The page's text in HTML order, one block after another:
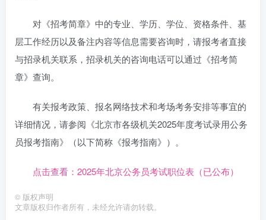
对《招考简章》中的专业、学历、学位、资格条件、基
层工作经历以及备注内容等信息需要咨询时，请报考者直接
与招录机关联系，招录机关的咨询电话可以通过《招考简
章》查询。
有关报考政策、报名网络技术和考场考务安排等事宜的
详细情况，请参阅《北京市各级机关2025年度考试录用公务
员报考指南》（以下简称《报考指南》）。
点击查看：2025年北京公务员考试职位表（已公布）
© 版权声明
文章版权归作者所有，未经允许请勿转载。